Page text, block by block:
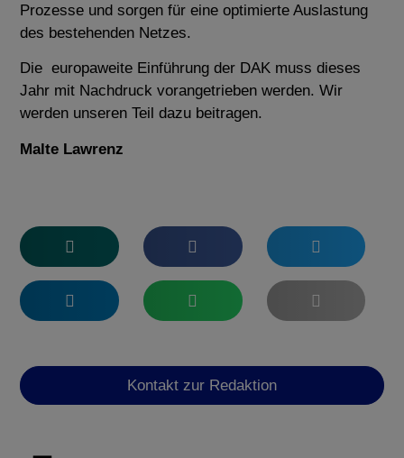
Prozesse und sorgen für eine optimierte Auslastung
des bestehenden Netzes.
Die europaweite Einführung der DAK muss dieses
Jahr mit Nachdruck vorangetrieben werden. Wir
werden unseren Teil dazu beitragen.
Malte Lawrenz
Kontakt zur Redaktion